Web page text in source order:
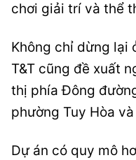
chơi giải trí và thể
Không chỉ dừng lại
T&T cũng đề xuất
thị phía Đông
phường Tuy Hòa
Dự án có quy mô